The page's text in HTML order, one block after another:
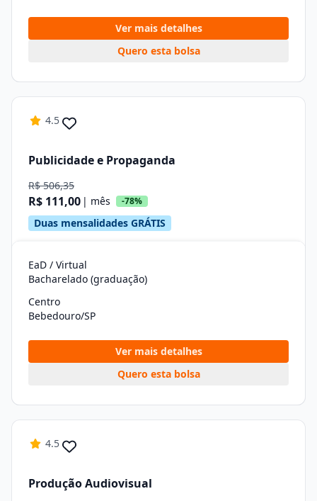
Ver mais detalhes
Quero esta bolsa
4.5
Publicidade e Propaganda
R$ 506,35
R$ 111,00 | mês -78%
Duas mensalidades GRÁTIS
EaD / Virtual
Bacharelado (graduação)
Centro
Bebedouro/SP
Ver mais detalhes
Quero esta bolsa
4.5
Produção Audiovisual